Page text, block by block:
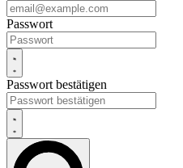
Passwort
Passwort bestätigen